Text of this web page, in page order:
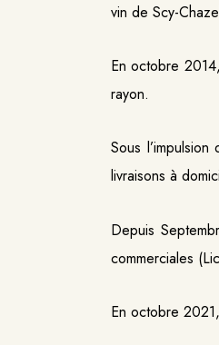
vin de Scy-
En octobre
rayon.
Sous
livraisons à
Depuis
commerciales
En octobre